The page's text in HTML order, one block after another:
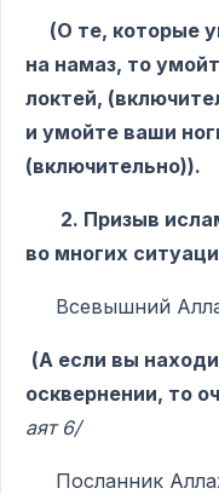
(О те, которые
на намаз, то
локтей,
и умойте ваши
(включительно)).
2. Призыв
во многих
Всевышний
(А если вы
осквернении, то
аят 6/
Посланник